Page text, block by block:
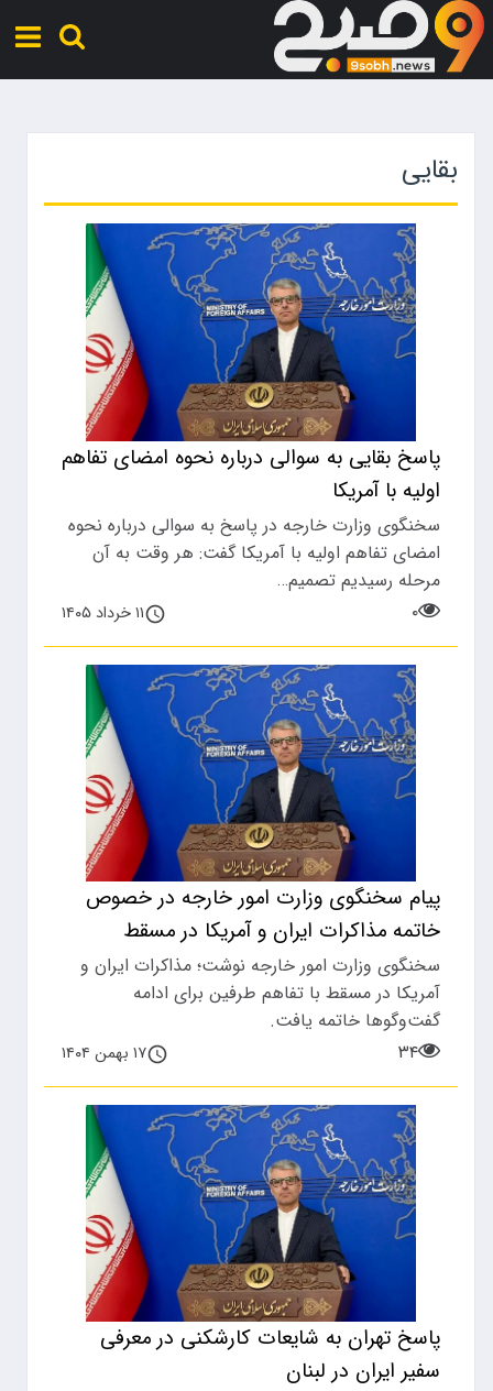
بقایی
پاسخ بقایی به سوالی درباره نحوه امضای تفاهم
اولیه با آمریکا
سخنگوی وزارت خارجه در پاسخ به سوالی درباره نحوه
امضای تفاهم اولیه با آمریکا گفت: هر وقت به آن
مرحله رسیدیم تصمیم…
۰
۱۱ خرداد ۱۴۰۵
پیام سخنگوی وزارت امور خارجه در خصوص
خاتمه مذاکرات ایران و آمریکا در مسقط
سخنگوی وزارت امور خارجه نوشت؛ مذاکرات ایران و
آمریکا در مسقط با تفاهم طرفین برای ادامه
گفت‌وگوها خاتمه یافت.
۳۴
۱۷ بهمن ۱۴۰۴
پاسخ تهران به شایعات کارشکنی در معرفی
سفیر ایران در لبنان